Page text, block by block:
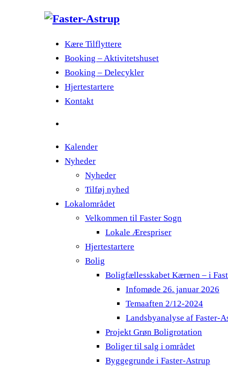
Kære Tilflyttere
Booking – Aktivitetshuset
Booking – Delecykler
Hjertestartere
Kontakt
Kalender
Nyheder
Nyheder
Tilføj nyhed
Lokalområdet
Velkommen til Faster Sogn
Lokale Ærespriser
Hjertestartere
Bolig
Boligfællesskabet Kærnen – i
Infomøde 26. januar 2026
Temaaften 2/12-2024
Landsbyanalyse af Faster-
Projekt Grøn Boligrotation
Boliger til salg i området
Byggegrunde i Faster-Astrup